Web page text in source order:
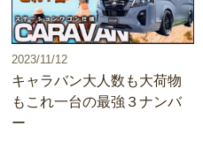
2023/11/12
キャラバン大人数も大荷物
もこれ一台の最強３ナンバ
ー